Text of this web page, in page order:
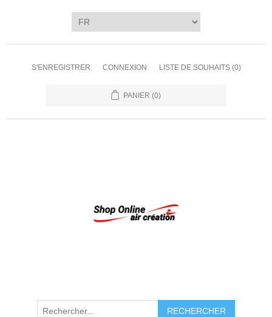
S'ENREGISTRER CONNEXION LISTE DE SOUHAITS (0)
PANIER (0)
RECHERCHER